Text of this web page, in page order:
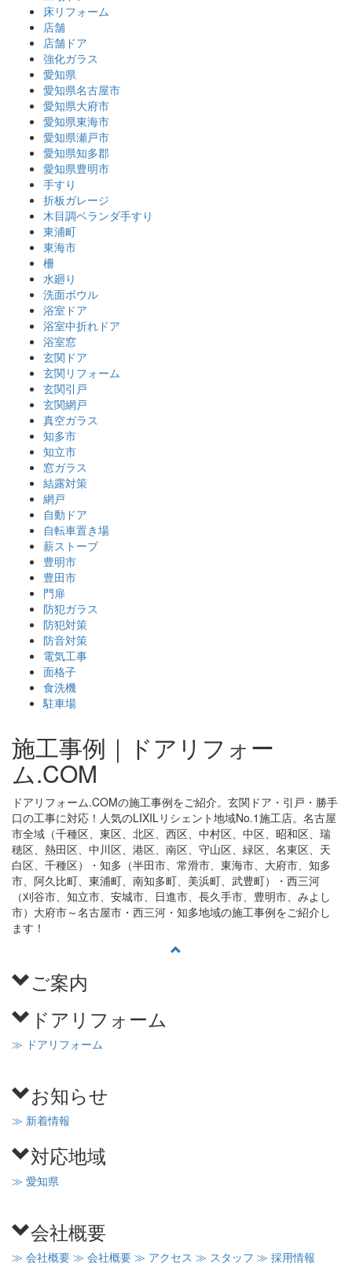
床リフォーム
店舗
店舗ドア
強化ガラス
愛知県
愛知県名古屋市
愛知県大府市
愛知県東海市
愛知県瀬戸市
愛知県知多郡
愛知県豊明市
手すり
折板ガレージ
木目調ベランダ手すり
東浦町
東海市
柵
水廻り
洗面ボウル
浴室ドア
浴室中折れドア
浴室窓
玄関ドア
玄関リフォーム
玄関引戸
玄関網戸
真空ガラス
知多市
知立市
窓ガラス
結露対策
網戸
自動ドア
自転車置き場
薪ストーブ
豊明市
豊田市
門扉
防犯ガラス
防犯対策
防音対策
電気工事
面格子
食洗機
駐車場
施工事例｜ドアリフォー
ム.COM
ドアリフォーム.COMの施工事例をご紹介。玄関ドア・引戸・勝手
口の工事に対応！人気のLIXILリシェント地域No.1施工店。名古屋
市全域（千種区、東区、北区、西区、中村区、中区、昭和区、瑞
穂区、熱田区、中川区、港区、南区、守山区、緑区、名東区、天
白区、千種区）・知多（半田市、常滑市、東海市、大府市、知多
市、阿久比町、東浦町、南知多町、美浜町、武豊町）・西三河
（刈谷市、知立市、安城市、日進市、長久手市、豊明市、みよし
市）大府市～名古屋市・西三河・知多地域の施工事例をご紹介し
ます！
ご案内
ドアリフォーム
≫ ドアリフォーム
お知らせ
≫ 新着情報
対応地域
≫ 愛知県
会社概要
≫ 会社概要 ≫ 会社概要 ≫ アクセス ≫ スタッフ ≫ 採用情報